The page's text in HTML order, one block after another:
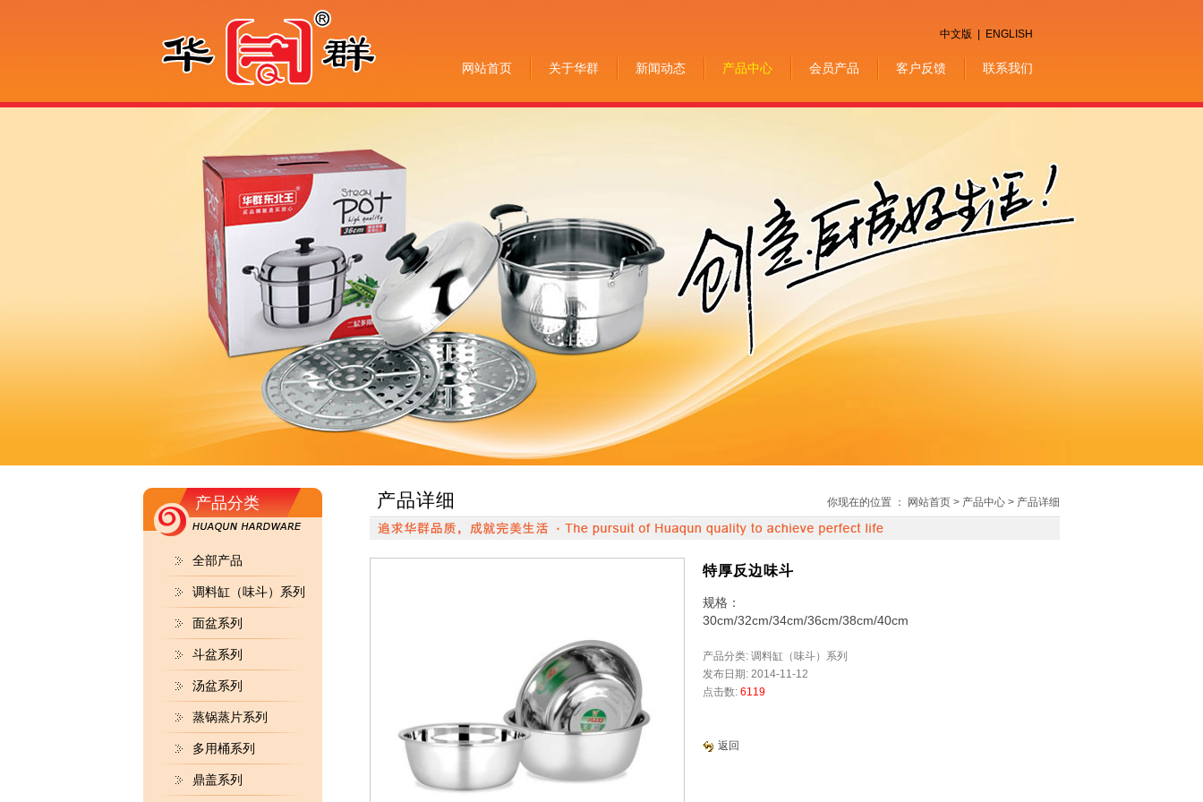
中文版 ENGLISH
网站首页 关于华群 新闻动态 产品中心 会员产品 客户反馈 联系我们
产品分类
全部产品
调料缸（味斗）系列
面盆系列
斗盆系列
汤盆系列
蒸锅蒸片系列
多用桶系列
鼎盖系列
产品详细 你现在的位置 ： 网站首页 > 产品中心 > 产品详细
特厚反边味斗
规格：
30cm/32cm/34cm/36cm/38cm/40cm
产品分类: 调料缸（味斗）系列
发布日期: 2014-11-12
点击数: 6119
返回